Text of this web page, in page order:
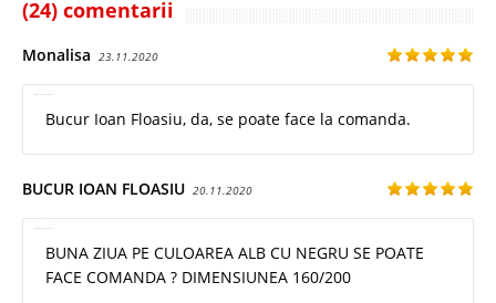
(24) comentarii
Monalisa 23.11.2020
Bucur Ioan Floasiu, da, se poate face la comanda.
BUCUR IOAN FLOASIU 20.11.2020
BUNA ZIUA PE CULOAREA ALB CU NEGRU SE POATE
FACE COMANDA ? DIMENSIUNEA 160/200